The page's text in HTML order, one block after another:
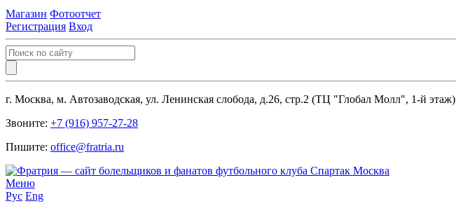
Магазин Фотоотчет
Регистрация Вход
г. Москва, м. Автозаводская, ул. Ленинская слобода, д.26, стр.2 (ТЦ "Глобал Молл", 1-й этаж)
Звоните: +7 (916) 957-27-28
Пишите: office@fratria.ru
Меню
Рус Eng